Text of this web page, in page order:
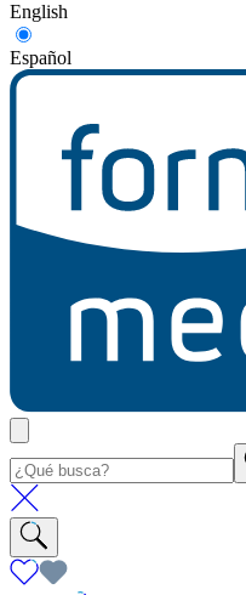
English
Español